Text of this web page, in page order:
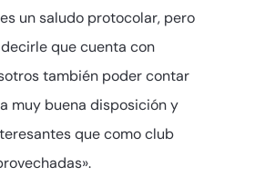
un saludo protocolar, pero
que cuenta con
también poder contar
muy buena disposición y
que como club